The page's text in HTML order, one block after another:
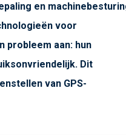
en
voor
probleem aan: hun
Dit
van GPS-